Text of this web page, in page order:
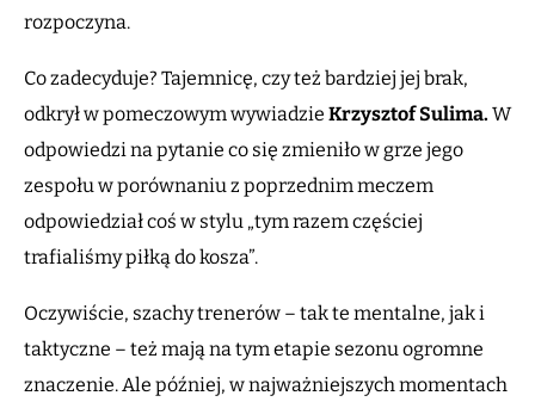
rozpoczyna.
Co zadecyduje? Tajemnicę, czy też bardziej jej brak,
odkrył w pomeczowym wywiadzie Krzysztof Sulima. W
odpowiedzi na pytanie co się zmieniło w grze jego
zespołu w porównaniu z poprzednim meczem
odpowiedział coś w stylu „tym razem częściej
trafialiśmy piłką do kosza”.
Oczywiście, szachy trenerów – tak te mentalne, jak i
taktyczne – też mają na tym etapie sezonu ogromne
znaczenie. Ale później, w najważniejszych momentach